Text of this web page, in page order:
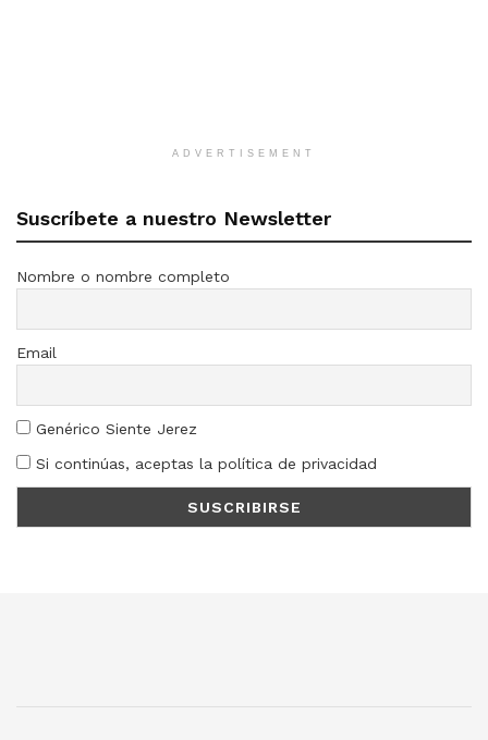
ADVERTISEMENT
Suscríbete a nuestro Newsletter
Nombre o nombre completo
Email
Genérico Siente Jerez
Si continúas, aceptas la política de privacidad